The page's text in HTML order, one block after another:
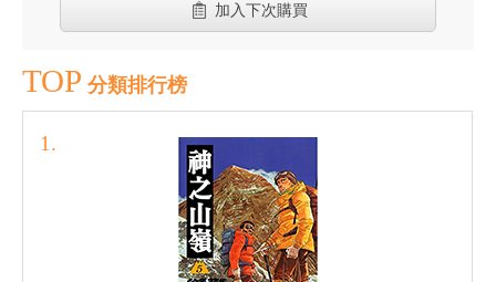
加入下次購買
TOP 分類排行榜